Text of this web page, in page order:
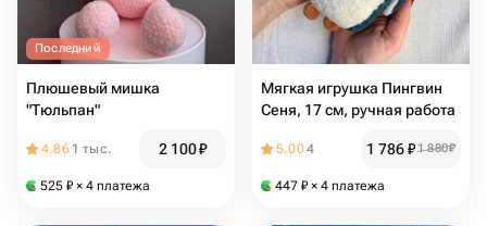
Последний
Плюшевый мишка
"Тюльпан"
4.86 1 тыс. 2 100₽
525 ₽ × 4 платежа
Мягкая игрушка Пингвин
Сеня, 17 см, ручная работа
5.004 1 786₽1 880₽
447 ₽ × 4 платежа